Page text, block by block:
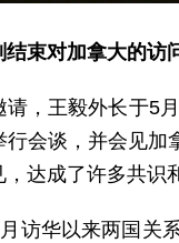
束对加拿大的
，王毅外长于5
会谈，并会见
达成了许多共识
访华以来两国关